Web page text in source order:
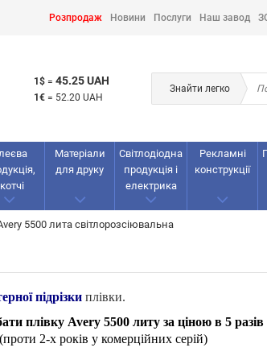
Розпродаж Новини Послуги Наш завод
1$ = 45.25 UAH
1€ = 52.20 UAH
Знайти легко
Матеріали
для друку
Світлодіодна
продукція і
електрика
Рекламнi
конструкції
5500 лита світлорозсіювальна
підрізки плівки.
плівку Avery 5500 литу за ціною в 5 разів
(проти 2-х років у комерційних серій)